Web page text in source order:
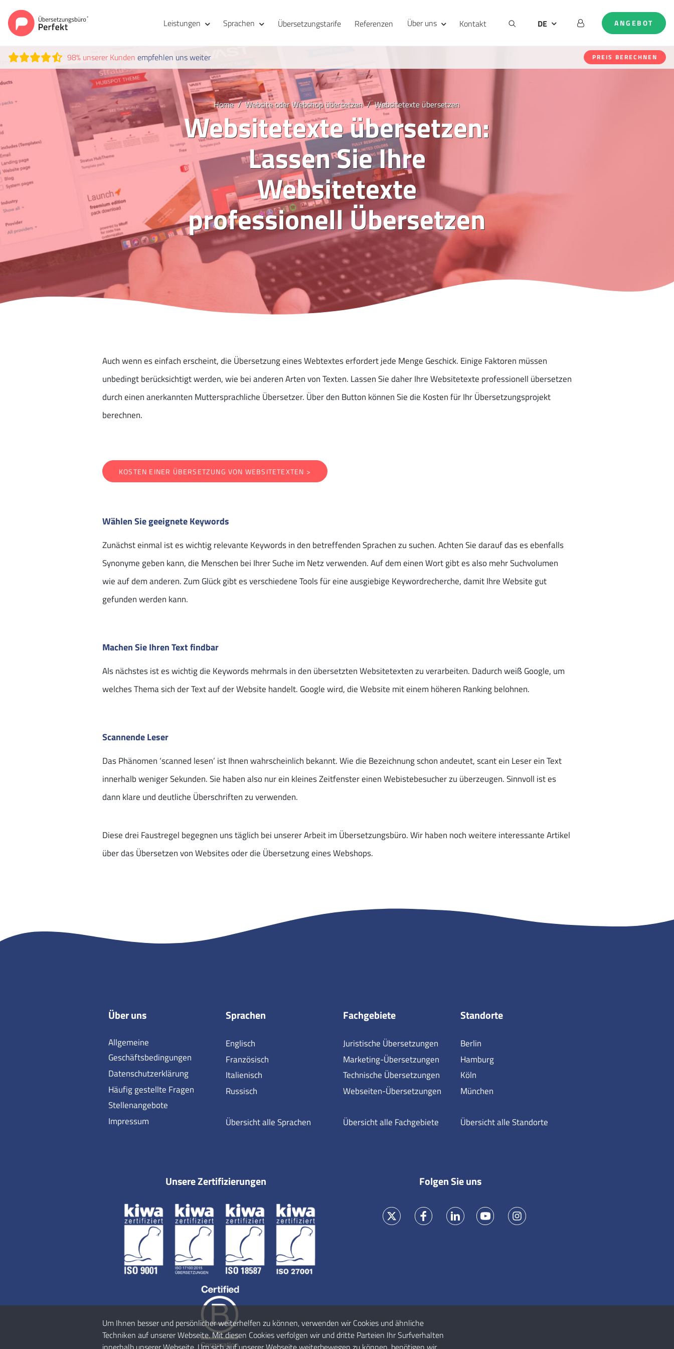
Leistungen Sprachen Übersetzungstarife Referenzen Über uns Kontakt
DE
NL
ANGEBOT
98% unserer Kunden empfehlen uns weiter PREIS BERECHNEN
Home Website oder Webshop übersetzen Websitetexte übersetzen
Websitetexte übersetzen:
Lassen Sie Ihre
Websitetexte
professionell Übersetzen
Auch wenn es einfach erscheint, die Übersetzung eines Webtextes erfordert jede Menge Geschick. Einige Faktoren müssen
unbedingt berücksichtigt werden, wie bei anderen Arten von Texten. Lassen Sie daher Ihre Websitetexte professionell übersetzen
durch einen anerkannten Muttersprachliche Übersetzer. Über den Button können Sie die Kosten für Ihr Übersetzungsprojekt
berechnen.
KOSTEN EINER ÜBERSETZUNG VON WEBSITETEXTEN >
Wählen Sie geeignete Keywords
Zunächst einmal ist es wichtig relevante Keywords in den betreffenden Sprachen zu suchen. Achten Sie darauf das es ebenfalls
Synonyme geben kann, die Menschen bei Ihrer Suche im Netz verwenden. Auf dem einen Wort gibt es also mehr Suchvolumen
wie auf dem anderen. Zum Glück gibt es verschiedene Tools für eine ausgiebige Keywordrecherche, damit Ihre Website gut
gefunden werden kann.
Machen Sie Ihren Text findbar
Als nächstes ist es wichtig die Keywords mehrmals in den übersetzten Websitetexten zu verarbeiten. Dadurch weiß Google, um
welches Thema sich der Text auf der Website handelt. Google wird, die Website mit einem höheren Ranking belohnen.
Scannende Leser
Das Phänomen ‘scanned lesen’ ist Ihnen wahrscheinlich bekannt. Wie die Bezeichnung schon andeutet, scant ein Leser ein Text
innerhalb weniger Sekunden. Sie haben also nur ein kleines Zeitfenster einen Webistebesucher zu überzeugen. Sinnvoll ist es
dann klare und deutliche Überschriften zu verwenden.
Diese drei Faustregel begegnen uns täglich bei unserer Arbeit im Übersetzungsbüro. Wir haben noch weitere interessante Artikel
über das Übersetzen von Websites oder die Übersetzung eines Webshops.
Über uns
Allgemeine
Geschäftsbedingungen
Datenschutzerklärung
Häufig gestellte Fragen
Stellenangebote
Impressum
Sprachen
Englisch
Französisch
Italienisch
Russisch
Übersicht alle Sprachen
Fachgebiete
Juristische Übersetzungen
Marketing-Übersetzungen
Technische Übersetzungen
Webseiten-Übersetzungen
Übersicht alle Fachgebiete
Standorte
Berlin
Hamburg
Köln
München
Übersicht alle Standorte
Unsere Zertifizierungen Folgen Sie uns
Um Ihnen besser und persönlicher weiterhelfen zu können, verwenden wir Cookies und ähnliche
Techniken auf unserer Webseite. Mit diesen Cookies verfolgen wir und dritte Parteien Ihr Surfverhalten